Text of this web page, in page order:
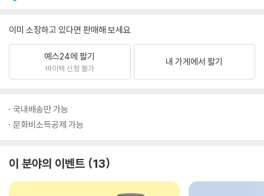
이미 소장하고 있다면 판매해 보세요.
예스24에 팔기
바이백 신청 불가
내 가게에서 팔기
국내배송만 가능
문화비소득공제 가능
이 분야의 이벤트 13